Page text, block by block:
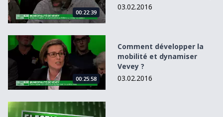
00:22:39
03.02.2016
Comment développer la mobilité et dynamiser Vevey ?
00:25:58
Comment développer la
mobilité et dynamiser
Vevey ?
03.02.2016
Elections 2016-02-04 Nyon